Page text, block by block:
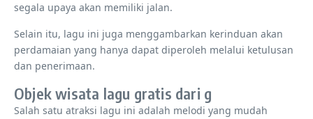
segala upaya akan memiliki jalan.
Selain itu, lagu ini juga menggambarkan kerinduan akan
perdamaian yang hanya dapat diperoleh melalui ketulusan
dan penerimaan.
Objek wisata lagu gratis dari g
Salah satu atraksi lagu ini adalah melodi yang mudah